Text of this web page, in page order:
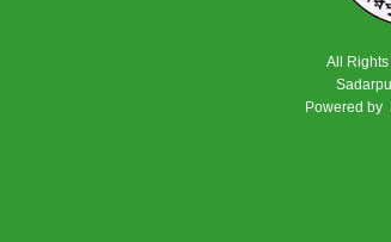
All
Powered by